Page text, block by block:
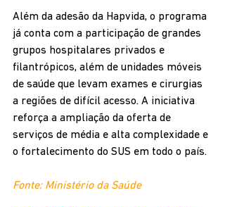
Além da adesão da Hapvida, o programa
já conta com a participação de grandes
grupos hospitalares privados e
filantrópicos, além de unidades móveis
de saúde que levam exames e cirurgias
a regiões de difícil acesso. A iniciativa
reforça a ampliação da oferta de
serviços de média e alta complexidade e
o fortalecimento do SUS em todo o país.
Fonte: Ministério da Saúde